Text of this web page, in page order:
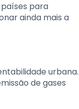
para
ainda mais a
urbana.
de gases